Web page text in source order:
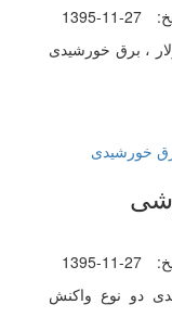
1395-11-27
، برق خورشیدی
1395-11-27
دو نوع واکنش